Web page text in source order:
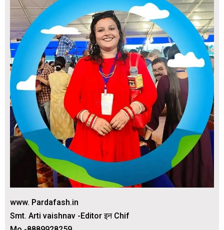
www. Pardafash.in
Smt. Arti vaishnav -Editor इन Chif